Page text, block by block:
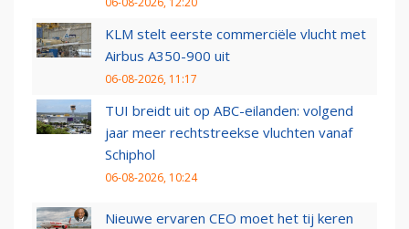
KLM stelt eerste commerciële vlucht met
Airbus A350-900 uit
06-08-2026, 11:17
TUI breidt uit op ABC-eilanden: volgend
jaar meer rechtstreekse vluchten vanaf
Schiphol
06-08-2026, 10:24
Nieuwe ervaren CEO moet het tij keren